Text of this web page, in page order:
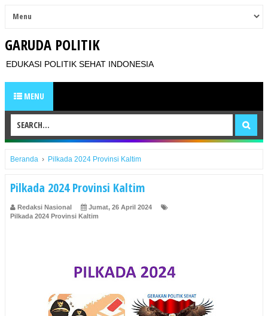
GARUDA POLITIK
EDUKASI POLITIK SEHAT INDONESIA
MENU
Beranda › Pilkada 2024 Provinsi Kaltim
Pilkada 2024 Provinsi Kaltim
Redaksi Nasional
Jumat, 26 April 2024
Pilkada 2024 Provinsi Kaltim